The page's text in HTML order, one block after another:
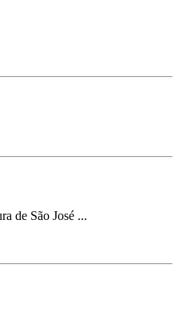
de São José ...